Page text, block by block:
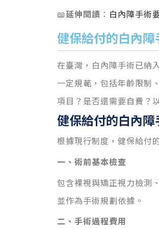
📖延伸閱讀 ： 白內障手術
健保給付的白內障
在臺灣，白內障手術已納
一定規範，包括年齡限制
項目？是否還需要自費？
健保給付的白內
根據現行制度，健保給付
一、術前基本檢查
包含裸視與矯正視力檢測
並作為手術規劃依據。
二、手術過程費用